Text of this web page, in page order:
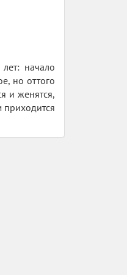
начало
но оттого
и женятся,
приходится